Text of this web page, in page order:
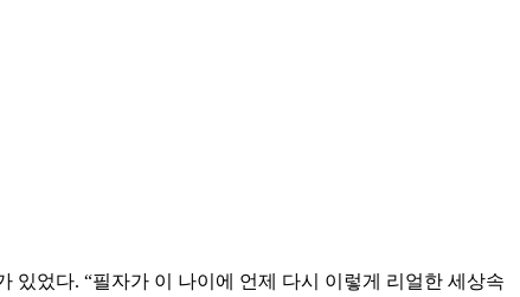
있었다. “필자가 이 나이에 언제 다시 이렇게 리얼한 세상속